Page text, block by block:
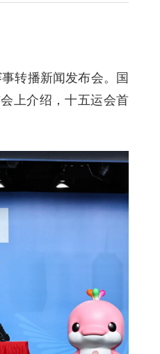
转播新闻发布会。国
上介绍，十五运会首